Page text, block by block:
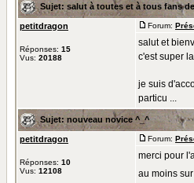
Sujet: salut à toutes et à tous fans
petitdragon
Réponses: 15
Vus: 20188
Forum:
salut et
c'est super
je suis
particu ...
Sujet: nouveau novice ^_^
petitdragon
Réponses: 10
Vus: 12108
Forum:
merci pour
au moins